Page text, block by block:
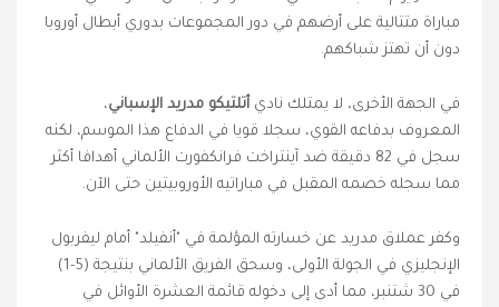
مباراة متتالية على أرضهم في دور المجموعات بدوري أبطال أوروبا
دون أن تهتز شباكهم.
في الجهة الأخرى، لا يمتلك نادي أتلتيكو مدريد الإسباني،
المعروف بدفاعه القوي، سجلا قويا في الدفاع هذا الموسم، لكنه
سجل في 82 دقيقة ضد آينتراخت فرانكفورت الألماني أهدافا أكثر
مما سجله خصمه المقبل في مباراتيه الأوروبيتين حتى الآن.
وكفر عملاق مدريد عن خسارته المؤلمة في "أنفيلد" أمام ليفربول
الإنجليزي في الجولة الأولى، وسحق الفريق الألماني بنتيجة (5-1)
في 30 شتنبر، مما أدى إلى دخوله قائمة العشرة الأوائل في